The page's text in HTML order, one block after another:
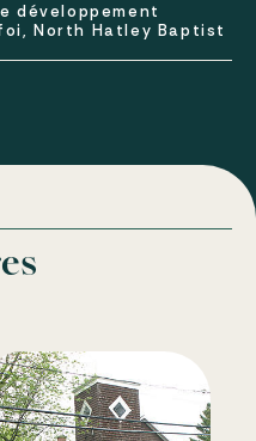
développement
North Hatley Baptist